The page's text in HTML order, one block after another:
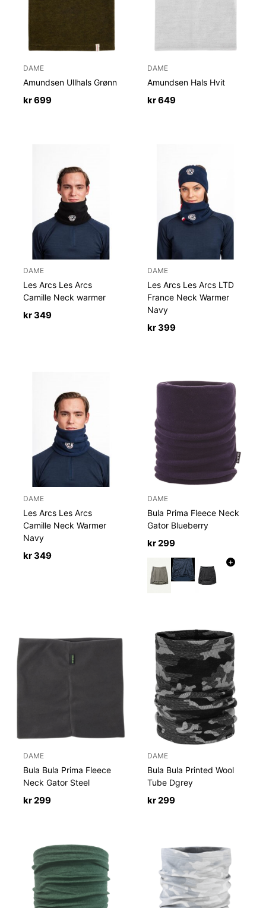
DAME
Amundsen Ullhals Grønn
kr699
DAME
Amundsen Hals Hvit
kr649
DAME
Les Arcs Les Arcs
Camille Neck warmer
kr349
DAME
Les Arcs Les Arcs LTD
France Neck Warmer
Navy
kr399
DAME
Les Arcs Les Arcs
Camille Neck Warmer
Navy
kr349
DAME
Bula Prima Fleece Neck
Gator Blueberry
kr 299
+
DAME
Bula Bula Prima Fleece
Neck Gator Steel
kr299
DAME
Bula Bula Printed Wool
Tube Dgrey
kr299